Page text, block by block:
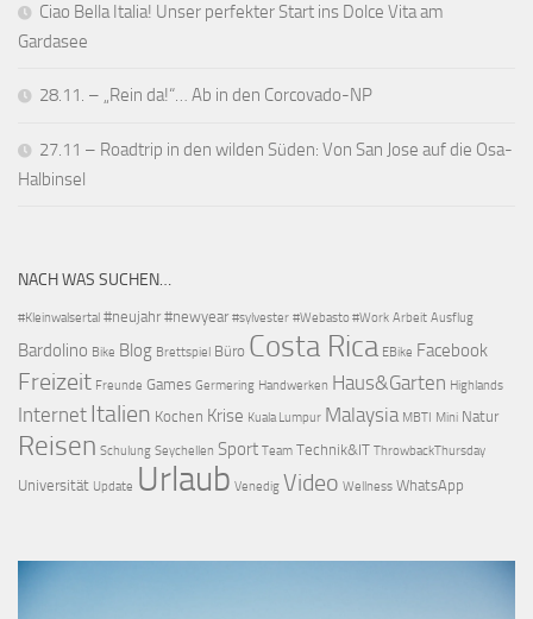
Ciao Bella Italia! Unser perfekter Start ins Dolce Vita am
Gardasee
28.11. – „Rein da!“… Ab in den Corcovado-NP
27.11 – Roadtrip in den wilden Süden: Von San Jose auf die Osa-
Halbinsel
NACH WAS SUCHEN…
#Kleinwalsertal #neujahr #newyear #sylvester #Webasto #Work Arbeit Ausflug
Bardolino Bike Blog Brettspiel Büro Costa Rica EBike Facebook
Freizeit Freunde Games Germering Handwerken Haus&Garten Highlands
Internet Italien Kochen Krise Kuala Lumpur Malaysia MBTI Mini Natur
Reisen Schulung Seychellen Sport Team Technik&IT ThrowbackThursday
Universität Update Urlaub Venedig Video Wellness WhatsApp